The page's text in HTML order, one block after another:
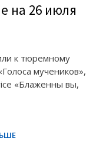
на 26 июля
к тюремному
мучеников»,
«Блаженны вы,